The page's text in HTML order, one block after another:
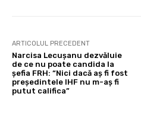
ARTICOLUL PRECEDENT
Narcisa Lecușanu dezvăluie
de ce nu poate candida la
șefia FRH: “Nici dacă aș fi fost
președintele IHF nu m-aș fi
putut califica”